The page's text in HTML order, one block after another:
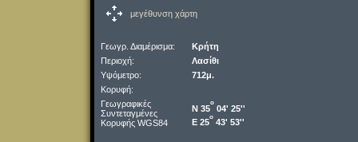
μεγέθυνση χάρτη
Γεωγρ. Διαμέρισμα:
Κρήτη
Περιοχή:
Λασίθι
Υψόμετρο:
712μ.
Κορυφή:
Γεωγραφικές
Συντεταγμένες
Κορυφής WGS84
Ν 35
o
04' 25''
Ε 25
o
43' 53''